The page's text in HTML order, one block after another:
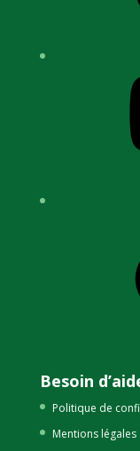
Besoin
Politique de
Mentions légales